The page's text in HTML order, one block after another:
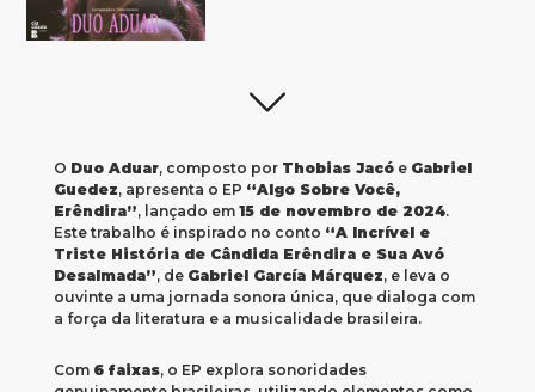
O Duo Aduar, composto por Thobias Jacóe Gabriel
Guedez, apresenta o EP “Algo Sobre Você,
Erêndira”, lançado em 15 de novembro de 2024.
Este trabalho é inspirado no conto “A Incrível e
Triste História de Cândida Erêndira e Sua Avó
Desalmada”, de Gabriel García Márquez, e leva o
ouvinte a uma jornada sonora única, que dialoga com
a força da literatura e a musicalidade brasileira.
Com 6 faixas, o EP explora sonoridades